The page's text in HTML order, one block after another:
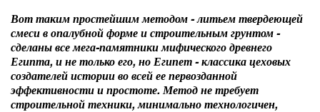
Вот таким простейшим методом - литьем твердеющей
смеси в опалубной форме и строительным грунтом -
сделаны все мега-памятники мифического древнего
Египта, и не только его, но Египет - классика цеховых
создателей истории во всей ее первозданной
эффективности и простоте. Метод не требует
строительной техники, минимально технологичен,